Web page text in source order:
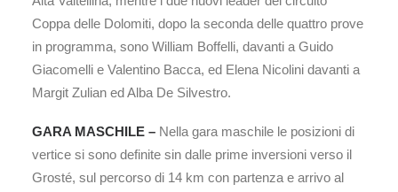
Coppa delle Dolomiti, dopo la seconda delle quattro prove
in programma, sono William Boffelli, davanti a Guido
Giacomelli e Valentino Bacca, ed Elena Nicolini davanti a
Margit Zulian ed Alba De Silvestro.
GARA MASCHILE – Nella gara maschile le posizioni di
vertice si sono definite sin dalle prime inversioni verso il
Grosté, sul percorso di 14 km con partenza e arrivo al